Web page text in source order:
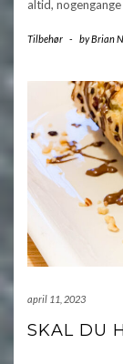
altid,
Tilbehør - byBrian
april 11, 2023
SKAL DU